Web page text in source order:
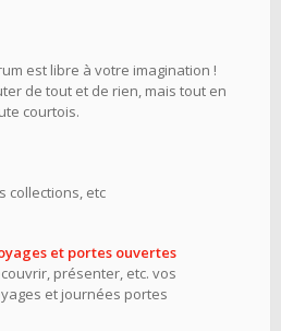
est libre à votre imagination !
de tout et de rien, mais tout en
courtois.
collections, etc
et portes ouvertes
présenter, etc. vos
et journées portes